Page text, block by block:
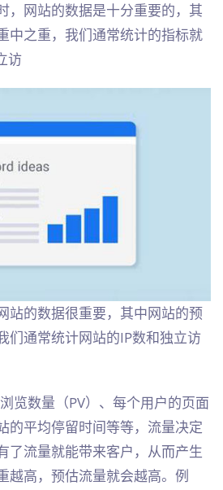
网站的数据是十分重要的，其
中之重，我们通常统计的指标就
访
站的数据很重要，其中网站的预
们通常统计网站的IP数和独立访
览数量（PV）、每个用户的页面
的平均停留时间等等，流量决定
了流量就能带来客户，从而产生
越高，预估流量就会越高。例